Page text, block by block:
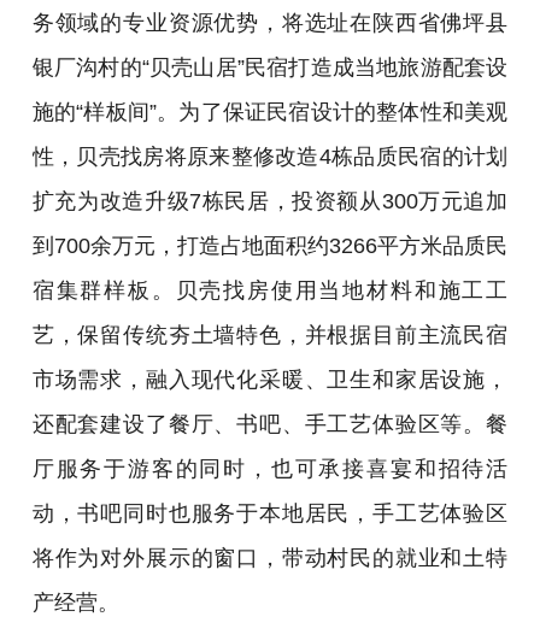
务领域的专业资源优势，将选址在陕西省佛坪县
银厂沟村的“贝壳山居”民宿打造成当地旅游配套设
施的“样板间”。为了保证民宿设计的整体性和美观
性，贝壳找房将原来整修改造4栋品质民宿的计划
扩充为改造升级7栋民居，投资额从300万元追加
到700余万元，打造占地面积约3266平方米品质民
宿集群样板。贝壳找房使用当地材料和施工工
艺，保留传统夯土墙特色，并根据目前主流民宿
市场需求，融入现代化采暖、卫生和家居设施，
还配套建设了餐厅、书吧、手工艺体验区等。餐
厅服务于游客的同时，也可承接喜宴和招待活
动，书吧同时也服务于本地居民，手工艺体验区
将作为对外展示的窗口，带动村民的就业和土特
产经营。